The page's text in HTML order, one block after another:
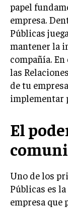
MARKETING
papel
empresa.
Públicas
mantener la
compañía.
las
de tu
implementar
El
Uno de los
Públicas es
empresa